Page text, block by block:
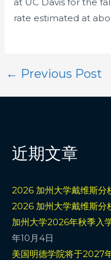
rate estimated at
← Previous Post
近期文章
2026 加州大学戴维斯分
2026 加州大学戴维斯分
加州大学2026年秋季入
年10月4日
美国明德学院将于2027